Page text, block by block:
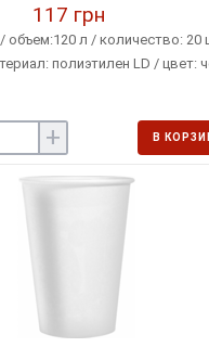
117 грн
объем:120 л / количество: 20
полиэтилен LD / цвет:
+ В